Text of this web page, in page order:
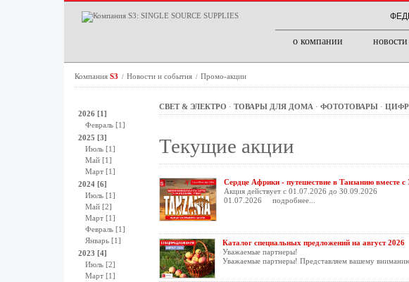
о компании новости
Компания S3 / Новости и события / Промо-акции
2026 [1]
Февраль [1]
2025 [3]
Июль [1]
Май [1]
Март [1]
2024 [6]
Июль [1]
Май [2]
Март [1]
Февраль [1]
Январь [1]
2023 [4]
Июль [2]
Март [1]
СВЕТ & ЭЛЕКТРО · ТОВАРЫ ДЛЯ ДОМА · ФОТОТОВАРЫ·
Текущие акции
Сердце Африки - путешествие в Танзанию вместе с
Акция действует с 01.07.2026 до 30.09.2026
01.07.2026
подробнее...
Каталог специальных предложений на август 2026
Уважаемые партнеры!
Уважаемые партнеры! Представляем вашему